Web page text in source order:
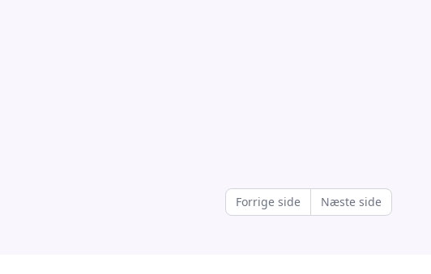
Forrige side Næste side